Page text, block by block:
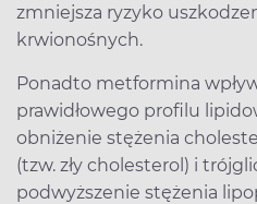
zmniejsza ryzyko
krwionośnych.
Ponadto metformina
prawidłowego profilu
obniżenie stężenia
(tzw. zły cholesterol) i
podwyższenie stężenia